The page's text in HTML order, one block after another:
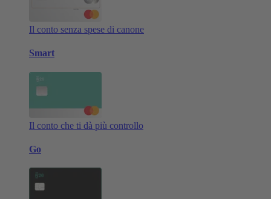
Il conto senza spese di canone
Smart
Il conto che ti dà più controllo
Go